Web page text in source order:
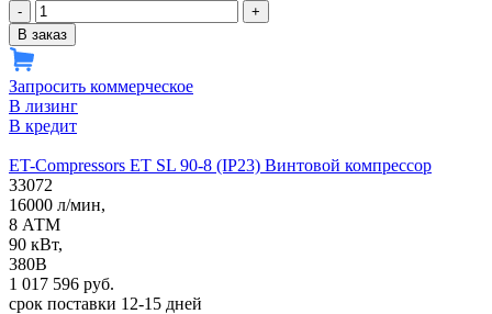
-
+
В заказ
Запросить коммерческое
В лизинг
В кредит
ET-Compressors ET SL 90-8 (IP23) Винтовой компрессор
33072
16000 л/мин,
8 АТМ
90 кВт,
380В
1 017 596 руб.
срок поставки 12-15 дней